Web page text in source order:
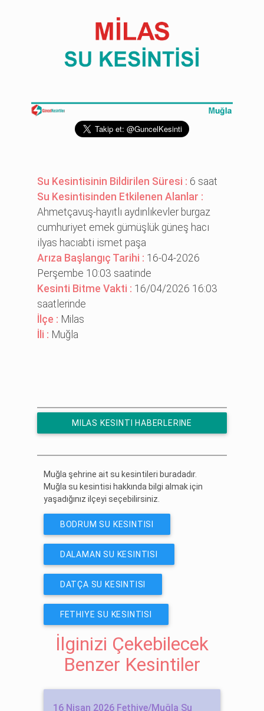
Su Kesintisinin Bildirilen Süresi : 6 saat
Su Kesintisinden Etkilenen Alanlar :
Ahmetçavuş-hayıtlı aydınlıkevler burgaz
cumhuri̇yet emek gümüşlük güneş hacı
i̇lyas hacıabti̇ i̇smet paşa
Arıza Başlangıç Tarihi : 16-04-2026
Perşembe 10:03 saatinde
Kesinti Bitme Vakti : 16/04/2026 16:03
saatlerinde
İlçe : Milas
İli : Muğla
MILAS KESINTI HABERLERINE
Muğla şehrine ait su kesintileri buradadır.
Muğla su kesintisi hakkında bilgi almak için
yaşadığınız ilçeyi seçebilirsiniz.
BODRUM SU KESINTISI
DALAMAN SU KESINTISI
DATÇA SU KESINTISI
FETHIYE SU KESINTISI
İlginizi Çekebilecek
Benzer Kesintiler
16 Nisan 2026 Fethiye/Muğla Su